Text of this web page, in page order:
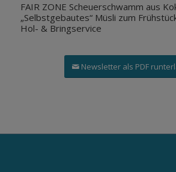
FAIR ZONE Scheuerschwamm aus
„Selbstgebautes“ Müsli zum
Hol- & Bringservice
Newsletter als PDF